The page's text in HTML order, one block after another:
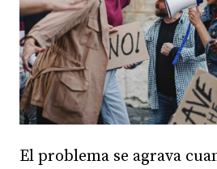
El problema se agrava